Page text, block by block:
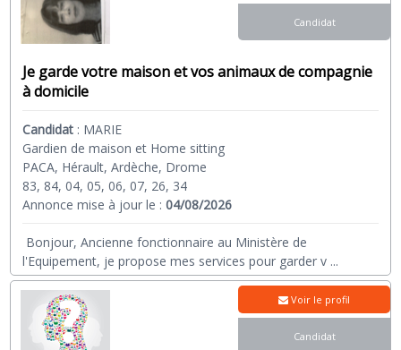
Je garde votre maison et vos animaux de compagnie
à domicile
Candidat : MARIE
Gardien de maison et Home sitting
PACA, Hérault, Ardèche, Drome
83, 84, 04, 05, 06, 07, 26, 34
Annonce mise à jour le :04/08/2026
Bonjour, Ancienne fonctionnaire au Ministère de
l'Equipement, je propose mes services pour garder v ...
Candidat
Voir le profil
Candidat